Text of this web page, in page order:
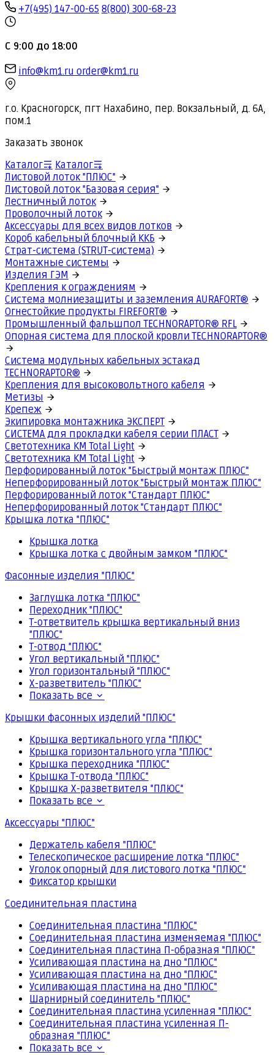
+7(495) 147-00-65 8(800) 300-68-23
С 9:00 до 18:00
info@km1.ru order@km1.ru
г.о. Красногорск, пгт Нахабино, пер. Вокзальный, д. 6А,
пом.1
Заказать звонок
Каталог
Каталог
Листовой лоток "ПЛЮС"
Листовой лоток "Базовая серия"
Лестничный лоток
Проволочный лоток
Аксессуары для всех видов лотков
Короб кабельный блочный ККБ
Страт-система (STRUT-система)
Монтажные системы
Изделия ГЭМ
Крепления к ограждениям
Система молниезащиты и заземления AURAFORT®
Огнестойкие продукты FIREFORT®
Промышленный фальшпол TECHNORAPTOR® RFL
Опорная система для плоской кровли TECHNORAPTOR®
Система модульных кабельных эстакад
TECHNORAPTOR®
Крепления для высоковольтного кабеля
Метизы
Крепеж
Экипировка монтажника ЭКСПЕРТ
СИСТЕМА для прокладки кабеля серии ПЛАСТ
Светотехника КМ Total Light
Светотехника КМ Total Light
Перфорированный лоток "Быстрый монтаж ПЛЮС"
Неперфорированный лоток "Быстрый монтаж ПЛЮС"
Перфорированный лоток "Стандарт ПЛЮС"
Неперфорированный лоток "Стандарт ПЛЮС"
Крышка лотка "ПЛЮС"
Крышка лотка
Крышка лотка с двойным замком "ПЛЮС"
Фасонные изделия "ПЛЮС"
Заглушка лотка "ПЛЮС"
Переходник "ПЛЮС"
Т-ответвитель крышка вертикальный вниз
"ПЛЮС"
Т-отвод "ПЛЮС"
Угол вертикальный "ПЛЮС"
Угол горизонтальный "ПЛЮС"
Х-разветвитель "ПЛЮС"
Показать все
Крышки фасонных изделий "ПЛЮС"
Крышка вертикального угла "ПЛЮС"
Крышка горизонтального угла "ПЛЮС"
Крышка переходника "ПЛЮС"
Крышка Т-отвода "ПЛЮС"
Крышка Х-разветвителя "ПЛЮС"
Показать все
Аксессуары "ПЛЮС"
Держатель кабеля "ПЛЮС"
Телескопическое расширение лотка "ПЛЮС"
Уголок опорный для листового лотка "ПЛЮС"
Фиксатор крышки
Соединительная пластина
Соединительная пластина "ПЛЮС"
Соединительная пластина изменяемая "ПЛЮС"
Соединительная пластина П-образная "ПЛЮС"
Усиливающая пластина на дно "ПЛЮС"
Усиливающая пластина на дно "ПЛЮС"
Усиливающая пластина на дно "ПЛЮС"
Шарнирный соединитель "ПЛЮС"
Соединительная пластина усиленная "ПЛЮС"
Соединительная пластина усиленная П-
образная "ПЛЮС"
Показать все